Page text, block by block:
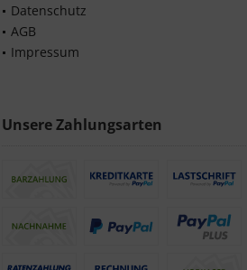
Datenschutz
AGB
Impressum
Unsere Zahlungsarten